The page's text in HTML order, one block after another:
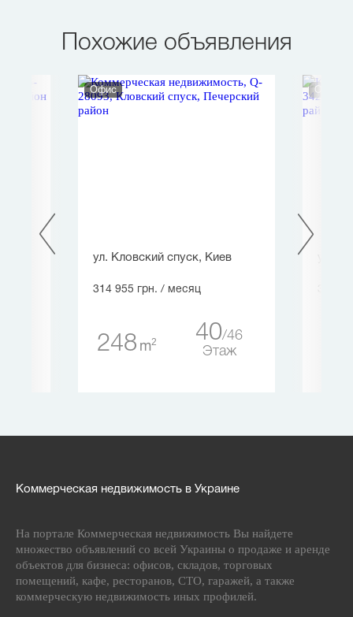
Похожие объявления
Офис
ул. Кловский спуск, Киев
314 955 грн. / месяц
248 m2 40 46
Этаж
Офис
Коммерческая недвижимость в Украине
На портале Коммерческая недвижимость Вы найдете
множество объявлений со всей Украины о продаже и аренде
объектов для бизнеса: офисов, складов, торговых
помещений, кафе, ресторанов, СТО, гаражей, а также
коммерческую недвижимость иных профилей.